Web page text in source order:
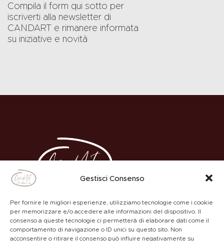
Gestisci Consenso
Per fornire le migliori esperienze, utilizziamo tecnologie come i cookie
per memorizzare e/o accedere alle informazioni del dispositivo. Il
consenso a queste tecnologie ci permetterà di elaborare dati come il
comportamento di navigazione o ID unici su questo sito. Non
acconsentire o ritirare il consenso può influire negativamente su
Compila il form qui sotto per
iscriverti alla newsletter di
CANDART e rimanere informata
su iniziative e novità
ACADEMY PRIVACY POLICY